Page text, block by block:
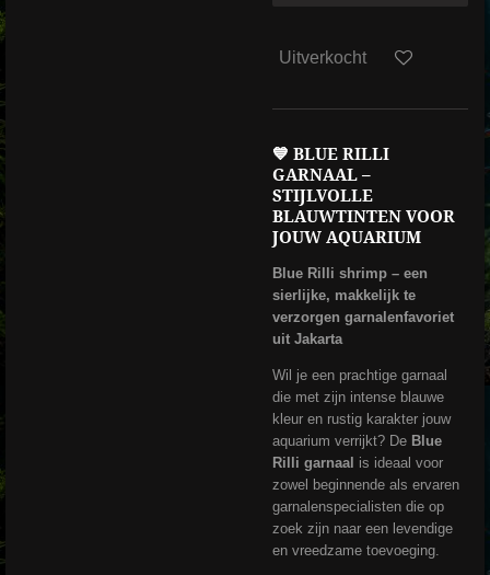
Uitverkocht
💙 BLUE RILLI
GARNAAL –
STIJLVOLLE
BLAUWTINTEN VOOR
JOUW AQUARIUM
Blue Rilli shrimp – een
sierlijke, makkelijk te
verzorgen garnalenfavoriet
uit Jakarta
Wil je een prachtige garnaal
die met zijn intense blauwe
kleur en rustig karakter jouw
aquarium verrijkt? De Blue
Rilli garnaal is ideaal voor
zowel beginnende als ervaren
garnalenspecialisten die op
zoek zijn naar een levendige
en vreedzame toevoeging.